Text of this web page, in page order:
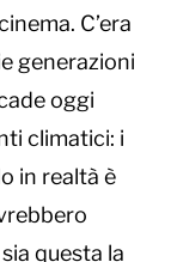
C’era
generazioni
oggi
climatici: i
in realtà è
questa la